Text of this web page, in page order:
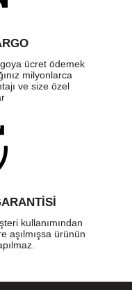
ücret ödemek
milyonlarca
ve size özel
kullanımından
aşılmışsa ürünün